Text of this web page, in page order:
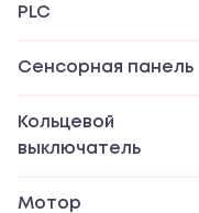
PLC
Сенсорная панель
Кольцевой
выключатель
Мотор